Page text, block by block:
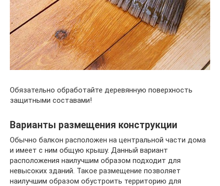
Обязательно обработайте деревянную поверхность
защитными составами!
Варианты размещения конструкции
Обычно балкон расположен на центральной части дома
и имеет с ним общую крышу. Данный вариант
расположения наилучшим образом подходит для
невысоких зданий. Такое размещение позволяет
наилучшим образом обустроить территорию для